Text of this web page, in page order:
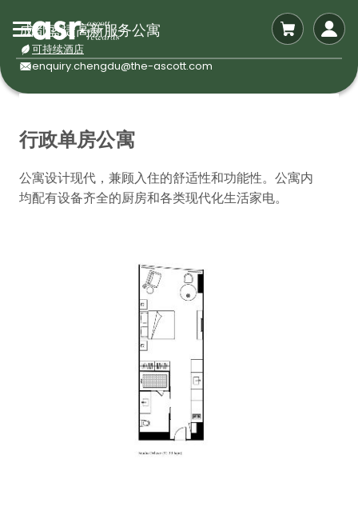
成都盛捷高新服务公寓
可持续酒店
enquiry.chengdu@the-ascott.com
行政单房公寓
公寓设计现代，兼顾入住的舒适性和功能性。公寓内
均配有设备齐全的厨房和各类现代化生活家电。